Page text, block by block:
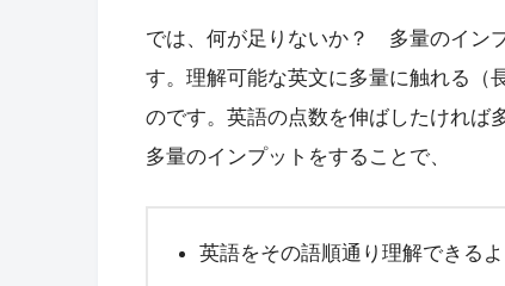
では、何が足りないか？ 多量のイン
す。理解可能な英文に多量に触れる（
のです。英語の点数を伸ばしたければ
多量のインプットをすることで、
英語をその語順通り理解できる